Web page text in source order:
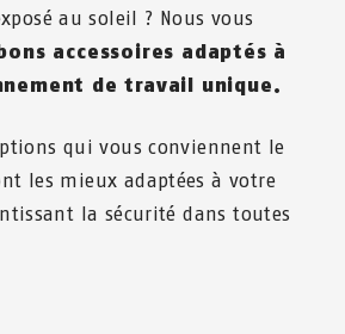
au soleil ? Nous vous
accessoires adaptés à
de travail unique.
qui vous conviennent le
les mieux adaptées à votre
la sécurité dans toutes